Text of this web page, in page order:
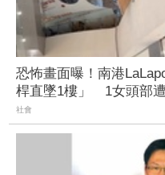
恐怖畫面曝！南港
桿直墜1樓」 1女頭部
社會